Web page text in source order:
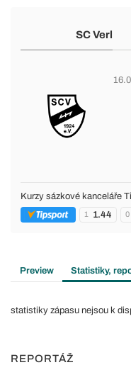
SC Verl
Kurzy sázkové kanceláře
1 1.44 0
Preview Statistiky,
statistiky zápasu nejsou k
REPORTÁŽ